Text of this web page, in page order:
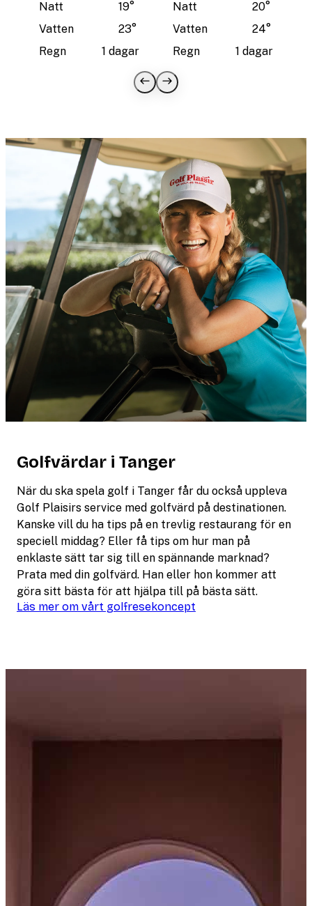
Natt 19°
Vatten
23°
Regn
1 dagar
Natt 20°
Vatten
24°
Regn
1 dagar
Golfvärdar i Tanger
När du ska spela golf i Tanger får du också uppleva
Golf Plaisirs service med golfvärd på destinationen.
Kanske vill du ha tips på en trevlig restaurang för en
speciell middag? Eller få tips om hur man på
enklaste sätt tar sig till en spännande marknad?
Prata med din golfvärd. Han eller hon kommer att
göra sitt bästa för att hjälpa till på bästa sätt.
Läs mer om vårt golfresekoncept